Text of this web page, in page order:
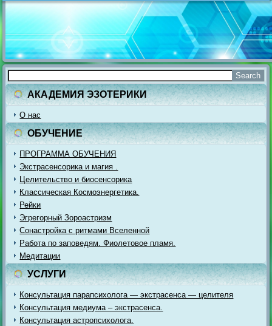
АКАДЕМИЯ ЭЗОТЕРИКИ
О нас
ОБУЧЕНИЕ
ПРОГРАММА ОБУЧЕНИЯ
Экстрасенсорика и магия .
Целительство и биосенсорика
Классическая Космоэнергетика.
Рейки
Эгрегорный Зороастризм
Сонастройка с ритмами Вселенной
Работа по заповедям. Фиолетовое пламя.
Медитации
УСЛУГИ
Консультация парапсихолога — экстрасенса — целителя
Консультация медиума – экстрасенса.
Консультация астропсихолога.